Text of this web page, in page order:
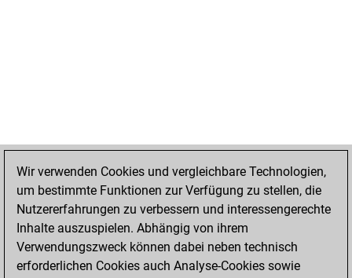
Wir verwenden Cookies und vergleichbare Technologien,
um bestimmte Funktionen zur Verfügung zu stellen, die
Nutzererfahrungen zu verbessern und interessengerechte
Inhalte auszuspielen. Abhängig von ihrem
Verwendungszweck können dabei neben technisch
erforderlichen Cookies auch Analyse-Cookies sowie